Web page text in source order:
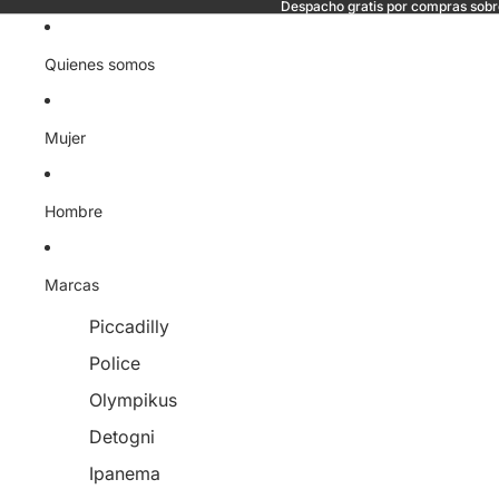
Despacho gratis por compras
Quienes somos
Mujer
Hombre
Marcas
Piccadilly
Police
Olympikus
Detogni
Ipanema